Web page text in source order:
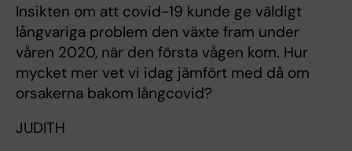
Insikten om att covid-19 kunde ge väldigt
långvariga problem den växte fram under
våren 2020, när den första vågen kom. Hur
mycket mer vet vi idag jämfört med då om
orsakerna bakom långcovid?
JUDITH